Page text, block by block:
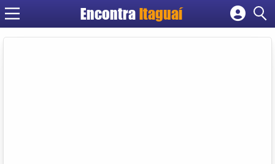
EncontraItaguaí
Cadastrar empresa